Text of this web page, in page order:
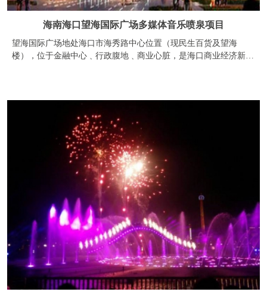
乐和市政配套齐全。望海
江西南昌融创主题乐园音乐喷泉项目
南昌融创文旅城位于南昌市红谷滩九龙湖新区，集合了中国赣鄱传
统文化与世界级主题公园元素。无论你是追求刺激的潮流青年，寻
找浪漫的甜蜜情侣，还是想要给孩子一个梦幻童年的家长，南昌融
创乐园都可以满足你。融创乐园中国内最长的木质过山车“竹林绿
蟒”、最高最快的过